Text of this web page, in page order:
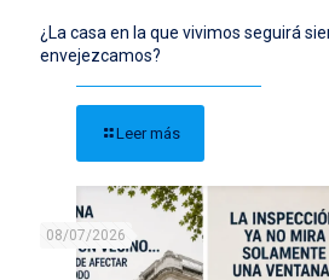
¿La casa en la que vivimos seguirá
envejezcamos?
Leer más
08/07/2026